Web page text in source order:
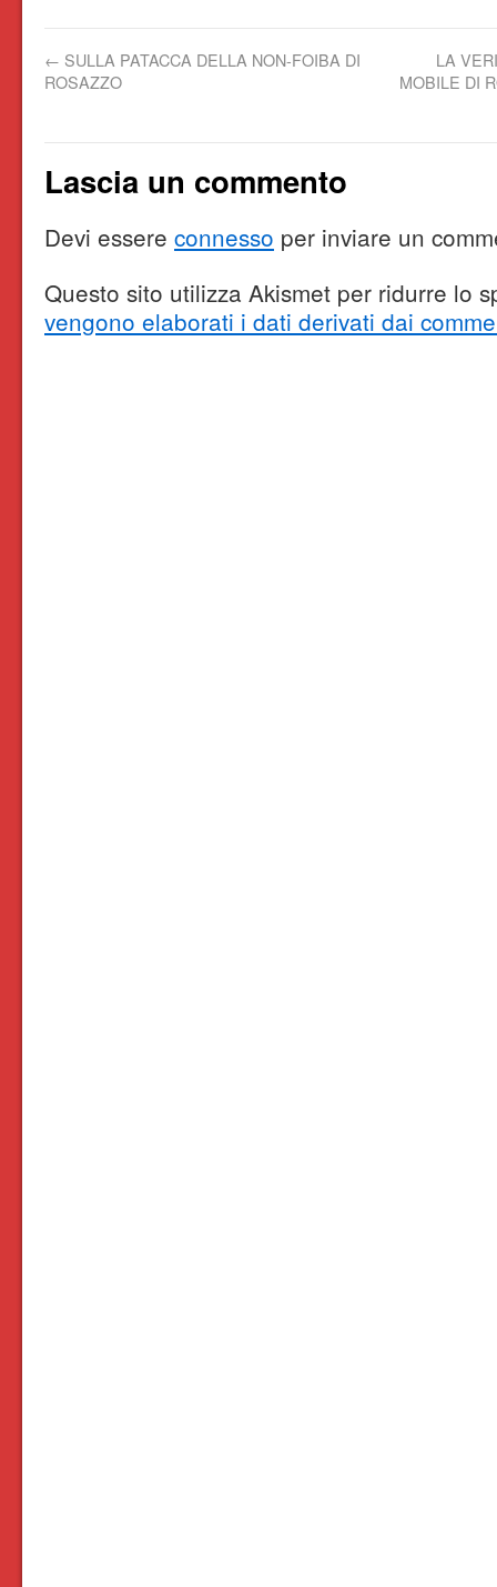
← SULLA PATACCA DELLA NON-FOIBA DI
ROSAZZO
LA
MOBILE DI
Lascia un commento
Devi essere connesso per inviare un
Questo sito utilizza Akismet per ridurre lo
vengono elaborati i dati derivati dai